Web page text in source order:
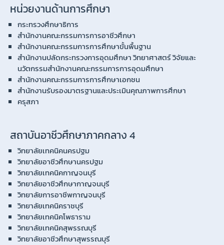
หน่วยงานด้านการศึกษา
กระทรวงศึกษาธิการ
สำนักงานคณะกรรมการการอาชีวศึกษา
สำนักงานคณะกรรมการการศึกษาขั้นพื้นฐาน
สำนักงานปลัดกระทรวงการอุดมศึกษา วิทยาศาสตร์ วิจัยและ
นวัตกรรมสำนักงานคณะกรรมการการอุดมศึกษา
สำนักงานคณะกรรมการการศึกษาเอกชน
สำนักงานรับรองมาตรฐานและประเมินคุณภาพการศึกษา
ครุสภา
สถาบันอาชีวศึกษาภาคกลาง 4
วิทยาลัยเทคนิคนครปฐม
วิทยาลัยอาชีวศึกษานครปฐม
วิทยาลัยเทคนิคกาญจนบุรี
วิทยาลัยอาชีวศึกษากาญจนบุรี
วิทยาลัยการอาชีพกาญจนบุรี
วิทยาลัยเทคนิคราชบุรี
วิทยาลัยเทคนิคโพธาราม
วิทยาลัยเทคนิคสุพรรณบุรี
วิทยาลัยอาชีวศึกษาสุพรรณบุรี